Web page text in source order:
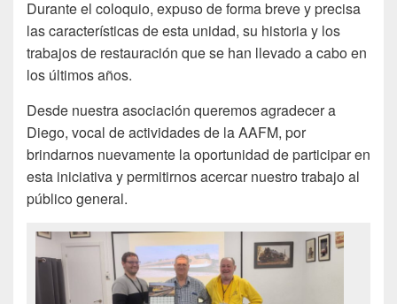
Durante el coloquio, expuso de forma breve y precisa
las características de esta unidad, su historia y los
trabajos de restauración que se han llevado a cabo en
los últimos años.
Desde nuestra asociación queremos agradecer a
Diego, vocal de actividades de la AAFM, por
brindarnos nuevamente la oportunidad de participar en
esta iniciativa y permitirnos acercar nuestro trabajo al
público general.